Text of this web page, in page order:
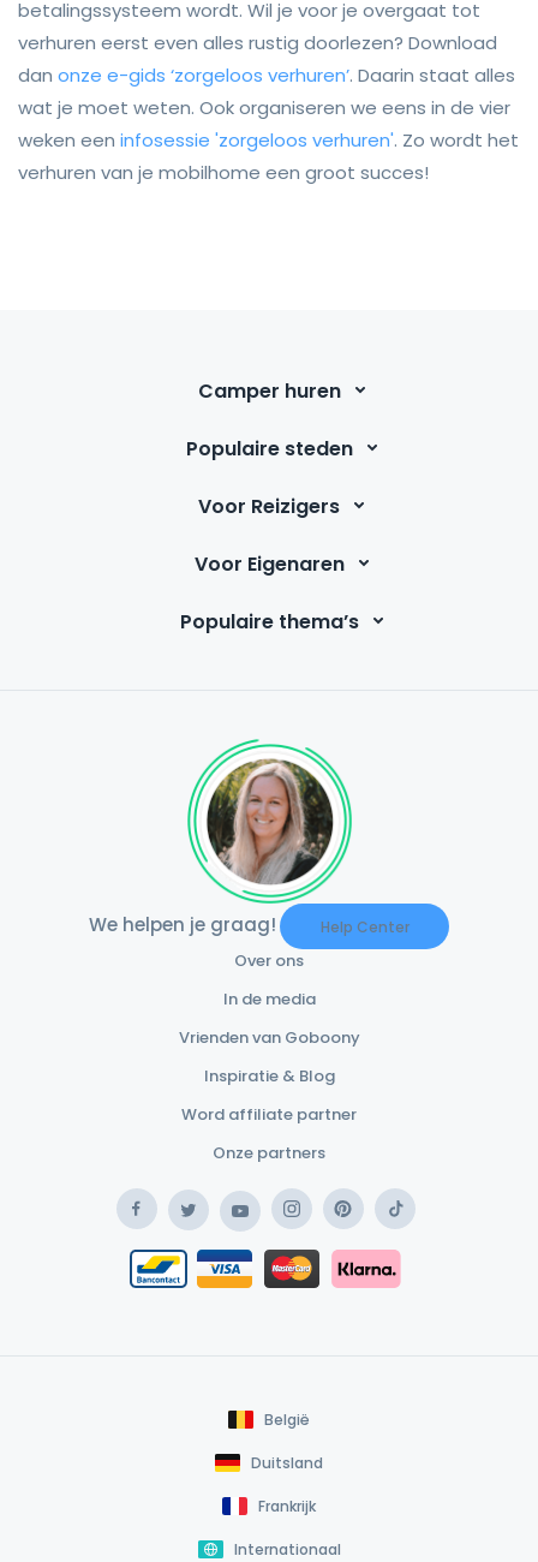
betalingssysteem wordt. Wil je voor je overgaat tot
verhuren eerst even alles rustig doorlezen? Download
dan onze e-gids ‘zorgeloos verhuren’. Daarin staat alles
wat je moet weten. Ook organiseren we eens in de vier
weken een infosessie 'zorgeloos verhuren'. Zo wordt het
verhuren van je mobilhome een groot succes!
Camper huren
Populaire steden
Voor Reizigers
Voor Eigenaren
Populaire thema’s
We helpen je graag! Help Center
Over ons
In de media
Vrienden van Goboony
Inspiratie & Blog
Word affiliate partner
Onze partners
FacebookTwitterYouTubeInstagramPinterestTikTok
Bancontact / Mister Cash
Safe Payment Card
Safe Payment Klarna
België
Duitsland
Frankrijk
Internationaal